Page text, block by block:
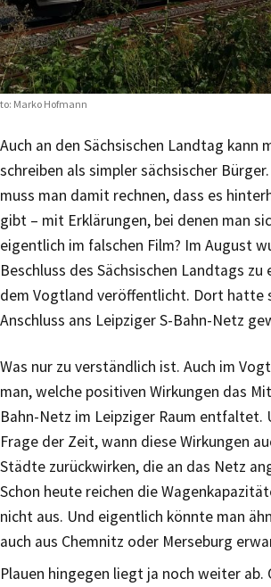
Marko Hofmann
Auch an den Sächsischen Landtag kann
schreiben als simpler sächsischer
muss man damit rechnen, dass es
gibt – mit Erklärungen, bei denen man
eigentlich im falschen Film? Im August
Beschluss des Sächsischen Landtags
dem Vogtland veröffentlicht. Dort hatte
Anschluss ans Leipziger S-Bahn-Netz
Was nur zu verständlich ist. Auch im
man, welche positiven Wirkungen das
Bahn-Netz im Leipziger Raum entfaltet.
Frage der Zeit, wann diese Wirkungen
Städte zurückwirken, die an das Netz
Schon heute reichen die
nicht aus. Und eigentlich könnte man
auch aus Chemnitz oder Merseburg
Plauen hingegen liegt ja noch weiter ab.